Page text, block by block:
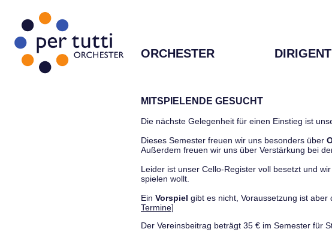
ORCHESTER DIRIGENT
MITSPIELENDE GESUCHT
Die nächste Gelegenheit für einen Einstieg ist
Dieses Semester freuen wir uns besonders über
Außerdem freuen wir uns über Verstärkung bei
Leider ist unser Cello-Register voll besetzt und
spielen wollt.
Ein Vorspiel gibt es nicht, Voraussetzung ist
Termine]
Der Vereinsbeitrag beträgt 35 € im Semester für